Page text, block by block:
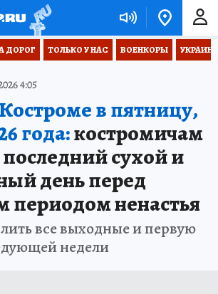
ДОРОГ ТОЛЬКО У НАС ВОЕНКОРЫ
4:05
в пятницу,
года:костромичам
сухой и
день перед
периодом ненастья
все выходные и первую
недели